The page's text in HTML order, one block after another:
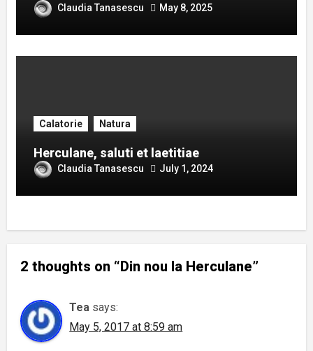
Claudia Tanasescu May 8, 2025
Calatorie Natura
Herculane, saluti et laetitiae
Claudia Tanasescu July 1, 2024
2 thoughts on “Din nou la Herculane”
Tea says:
May 5, 2017 at 8:59 am